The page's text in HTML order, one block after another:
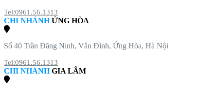
Tel:0961.56.1313
CHI NHÁNHỨNG HÒA
Số 40 Trần Đăng Ninh, Vân Đình, Ứng Hòa, Hà Nội
Tel:0961.56.1313
CHI NHÁNHGIA LÂM